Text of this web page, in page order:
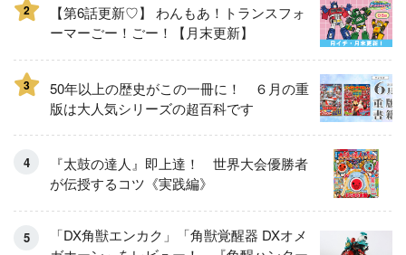
2
【第6話更新♡】 わんもあ！トランスフォ
ーマーごー！ごー！【月末更新】
3
50年以上の歴史がこの一冊に！ ６月の重
版は大人気シリーズの超百科です
『太鼓の達人』即上達！ 世界大会優勝者
が伝授するコツ《実践編》
「DX角獣エンカク」「角獣覚醒器 DXオメ